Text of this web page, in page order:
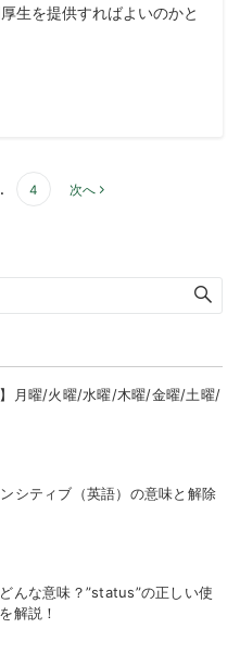
生を提供すればよいのかと
4 次へ
】月曜/火曜/水曜/木曜/金曜/土曜/
シティブ（英語）の意味と解除
んな意味？”status”の正しい使
解説！